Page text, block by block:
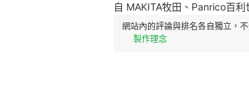
自 MAKITA牧田、Panrico百
網站內的評論與排名各自獨立，
製作理念